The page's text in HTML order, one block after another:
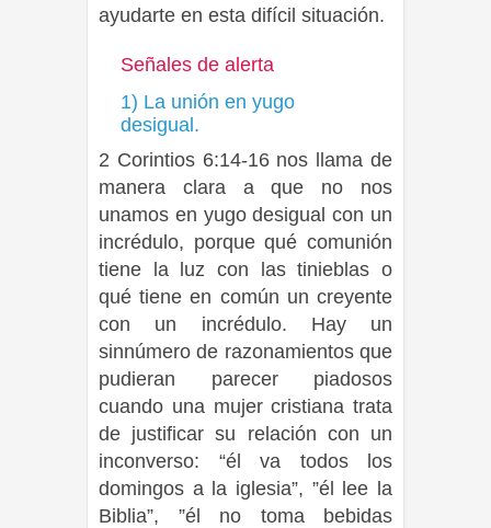
ayudarte en esta difícil situación.
Señales de alerta
1) La unión en yugo
desigual.
2 Corintios 6:14-16 nos llama de
manera clara a que no nos
unamos en yugo desigual con un
incrédulo, porque qué comunión
tiene la luz con las tinieblas o
qué tiene en común un creyente
con un incrédulo. Hay un
sinnúmero de razonamientos que
pudieran parecer piadosos
cuando una mujer cristiana trata
de justificar su relación con un
inconverso: “él va todos los
domingos a la iglesia”, ”él lee la
Biblia”, ”él no toma bebidas